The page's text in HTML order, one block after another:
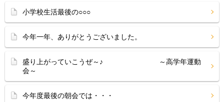
小学校生活最後の○○○
今年一年、ありがとうございました。
盛り上がっていこうぜ～♪ ～高学年運動
会～
今年度最後の朝会では・・・